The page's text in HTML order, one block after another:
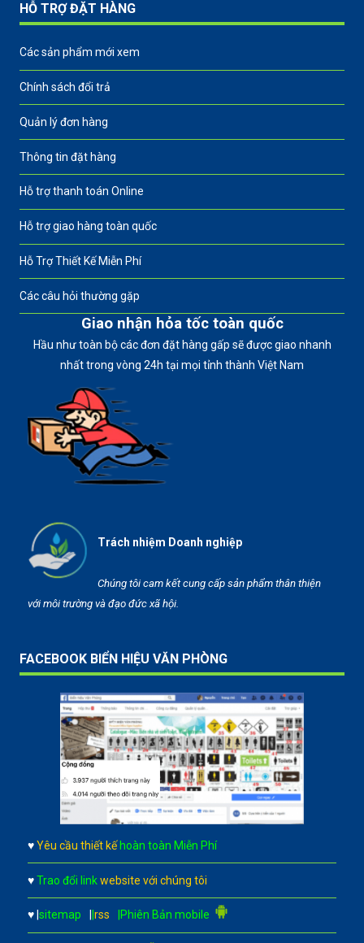
HỖ TRỢ ĐẶT HÀNG
Các sản phẩm mới xem
Chính sách đổi trả
Quản lý đơn hàng
Thông tin đặt hàng
Hỗ trợ thanh toán Online
Hỗ trợ giao hàng toàn quốc
Hỗ Trợ Thiết Kế Miễn Phí
Các câu hỏi thường gặp
Giao nhận hỏa tốc toàn quốc
Hầu như toàn bộ các đơn đặt hàng gấp sẽ được giao nhanh
nhất trong vòng 24h tại mọi tỉnh thành Việt Nam
Trách nhiệm Doanh nghiệp
Chúng tôi cam kết cung cấp sản phẩm thân thiện
với môi trường và đạo đức xã hội.
FACEBOOK BIỂN HIỆU VĂN PHÒNG
♥ Yêu cầu thiết kế hoàn toàn Miễn Phí
♥ Trao đổi link website với chúng tôi
♥ |sitemap |rss |Phiên Bản mobile